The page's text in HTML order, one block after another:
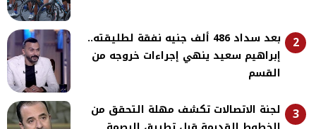
2
بعد سداد 486 ألف جنيه نفقة لطليقته..
إبراهيم سعيد ينهي إجراءات خروجه من
القسم
3
لجنة الاتصالات تكشف مهلة التحقق من